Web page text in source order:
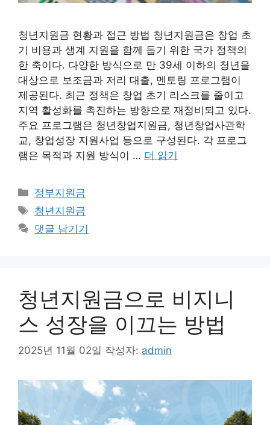
청년지원금 현황과 접근 방법 청년지원금은 창업 초
기 비용과 생계 지원을 함께 돕기 위한 국가 정책의
한 축이다. 다양한 방식으로 만 39세 이하의 청년을
대상으로 보조금과 저리 대출, 멘토링 프로그램이
제공된다. 최근 정책은 창업 초기 리스크를 줄이고
지역 활성화를 촉진하는 방향으로 재정비되고 있다.
주요 프로그램은 청년창업지원금, 청년창업사관학
교, 창업성장 지원사업 등으로 구성된다. 각 프로그
램은 목적과 지원 방식이 … 더 읽기
카
테
고
리
정부지원금
태
그
청년지원금
댓글 남기기
청년지원금으로 비지니
스 성장을 이끄는 방법
2025년 11월 02일 작성자: admin